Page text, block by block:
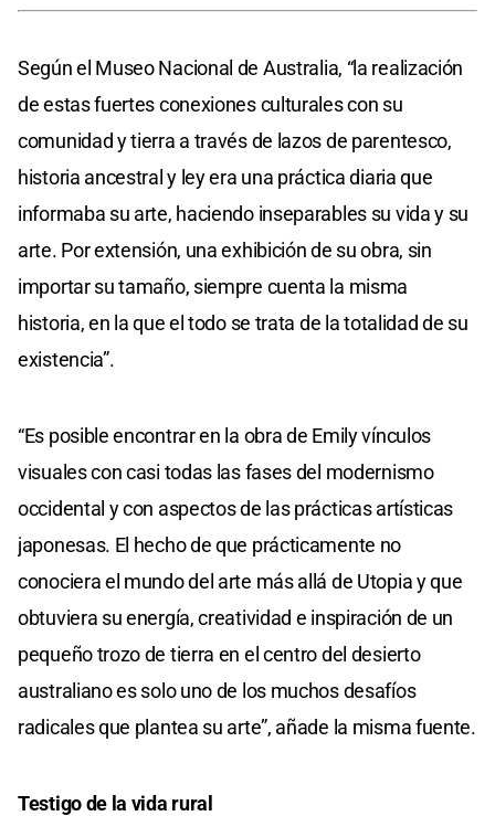
Según el Museo Nacional de Australia, “la realización
de estas fuertes conexiones culturales con su
comunidad y tierra a través de lazos de parentesco,
historia ancestral y ley era una práctica diaria que
informaba su arte, haciendo inseparables su vida y su
arte. Por extensión, una exhibición de su obra, sin
importar su tamaño, siempre cuenta la misma
historia, en la que el todo se trata de la totalidad de su
existencia”.
“Es posible encontrar en la obra de Emily vínculos
visuales con casi todas las fases del modernismo
occidental y con aspectos de las prácticas artísticas
japonesas. El hecho de que prácticamente no
conociera el mundo del arte más allá de Utopia y que
obtuviera su energía, creatividad e inspiración de un
pequeño trozo de tierra en el centro del desierto
australiano es solo uno de los muchos desafíos
radicales que plantea su arte”, añade la misma fuente.
Testigo de la vida rural